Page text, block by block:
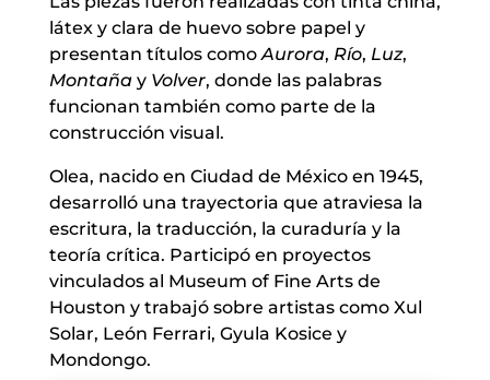
látex y clara de huevo sobre papel y
presentan títulos comoAurora, Río, Luz,
Montañay Volver, donde las palabras
funcionan también como parte de la
construcción visual.
Olea, nacido en Ciudad de México en 1945,
desarrolló una trayectoria que atraviesa la
escritura, la traducción, la curaduría y la
teoría crítica. Participó en proyectos
vinculados al Museum of Fine Arts de
Houston y trabajó sobre artistas como Xul
Solar, León Ferrari, Gyula Kosice y
Mondongo.